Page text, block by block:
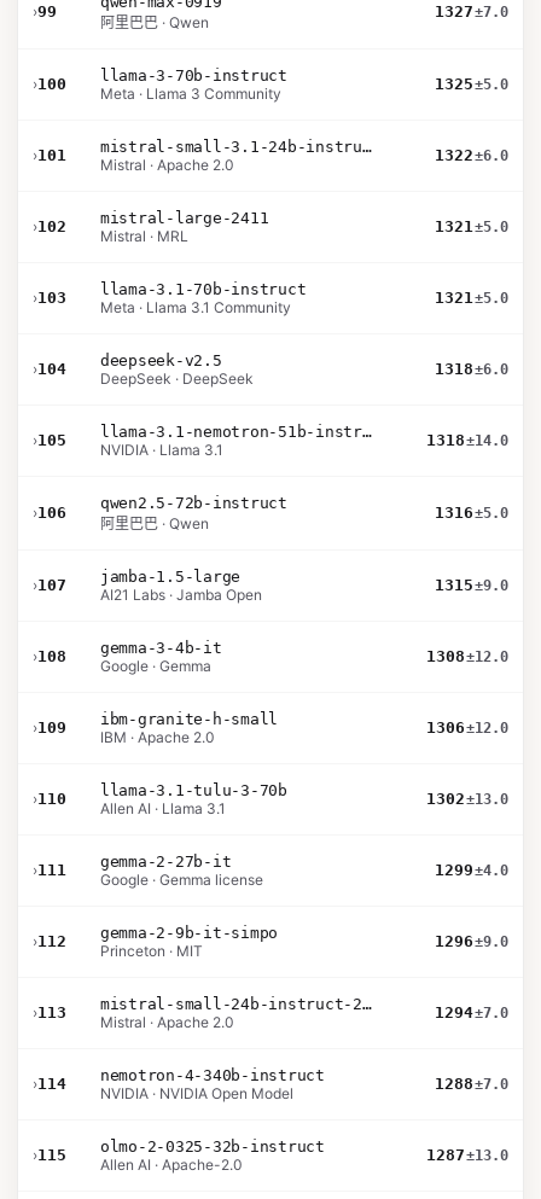
›99
阿里巴巴 · Qwen
1327±7.0
›100
llama-3-70b-instruct
Meta · Llama 3 Community
1325±5.0
›101
mistral-small-3.1-24b-instruct-2503
Mistral · Apache 2.0
1322±6.0
›102
mistral-large-2411
Mistral · MRL
1321±5.0
›103
llama-3.1-70b-instruct
Meta · Llama 3.1 Community
1321±5.0
›104
deepseek-v2.5
DeepSeek · DeepSeek
1318±6.0
›105
llama-3.1-nemotron-51b-instruct
NVIDIA · Llama 3.1
1318±14.0
›106
qwen2.5-72b-instruct
阿里巴巴 · Qwen
1316±5.0
›107
jamba-1.5-large
AI21 Labs · Jamba Open
1315±9.0
›108
gemma-3-4b-it
Google · Gemma
1308±12.0
›109
ibm-granite-h-small
IBM · Apache 2.0
1306±12.0
›110
llama-3.1-tulu-3-70b
Allen AI · Llama 3.1
1302±13.0
›111
gemma-2-27b-it
Google · Gemma license
1299±4.0
›112
gemma-2-9b-it-simpo
Princeton · MIT
1296±9.0
›113
mistral-small-24b-instruct-2501
Mistral · Apache 2.0
1294±7.0
›114
nemotron-4-340b-instruct
NVIDIA · NVIDIA Open Model
1288±7.0
›115
olmo-2-0325-32b-instruct
Allen AI · Apache-2.0
1287±13.0